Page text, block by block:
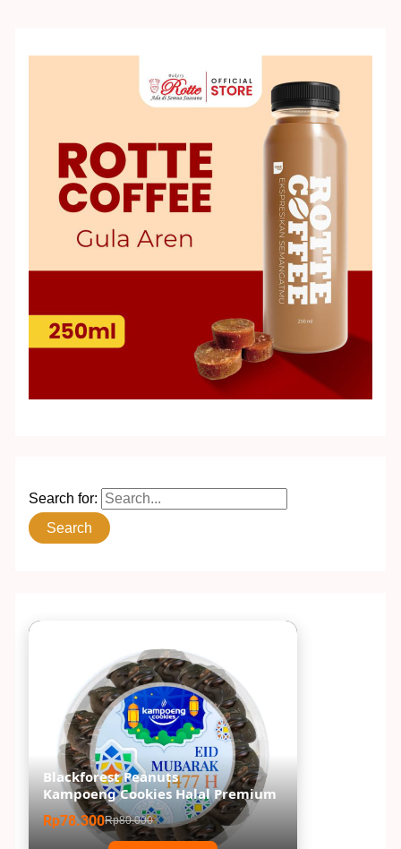
Search for:
Blackforest Peanuts
Kampoeng Cookies Halal Premium
Rp78.300Rp80.000